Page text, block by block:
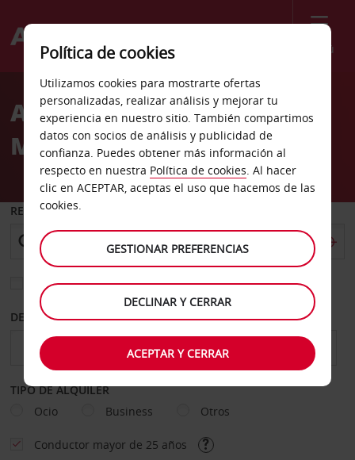
Menú
Welcome
AvisAlquiler de coches
Merrillville
RECOGER EN
Elegir otra oficina de devolución
DESDE HASTA
TIPO DE ALQUILER
Ocio
Business Otros
Conductor mayor de 25 años
Política de cookies
Utilizamos cookies para mostrarte ofertas
personalizadas, realizar análisis y mejorar tu
experiencia en nuestro sitio. También compartimos
datos con socios de análisis y publicidad de
confianza. Puedes obtener más información al
respecto en nuestra Política de cookies. Al hacer
clic en ACEPTAR, aceptas el uso que hacemos de las
cookies.
GESTIONAR PREFERENCIAS
DECLINAR Y CERRAR
ACEPTAR Y CERRAR